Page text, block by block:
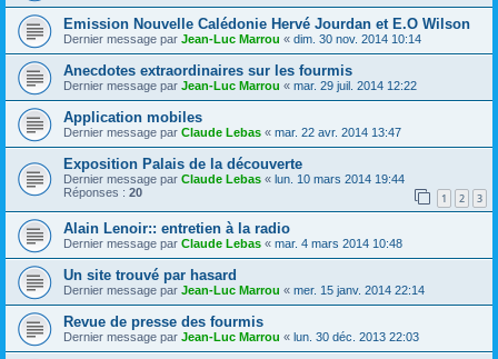
Emission Nouvelle Calédonie Hervé Jourdan et E.O Wilson
Dernier message par Jean-Luc Marrou « dim. 30 nov. 2014 10:14
Anecdotes extraordinaires sur les fourmis
Dernier message par Jean-Luc Marrou « mar. 29 juil. 2014 12:22
Application mobiles
Dernier message par Claude Lebas « mar. 22 avr. 2014 13:47
Exposition Palais de la découverte
Dernier message par Claude Lebas « lun. 10 mars 2014 19:44
Réponses : 20 1 2 3
Alain Lenoir:: entretien à la radio
Dernier message par Claude Lebas « mar. 4 mars 2014 10:48
Un site trouvé par hasard
Dernier message par Jean-Luc Marrou « mer. 15 janv. 2014 22:14
Revue de presse des fourmis
Dernier message par Jean-Luc Marrou « lun. 30 déc. 2013 22:03